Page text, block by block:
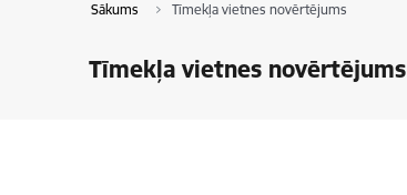
Sākums Tīmekļa vietnes novērtējums
Tīmekļa vietnes novērtējums